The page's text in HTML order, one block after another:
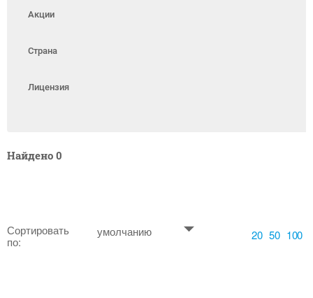
Акции
Страна
Лицензия
Найдено 0
Сортировать
по:
умолчанию 20 50 100